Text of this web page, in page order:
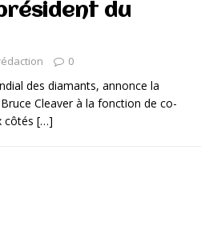
du
0
des diamants, annonce la
Cleaver à la fonction de co-
côtés […]